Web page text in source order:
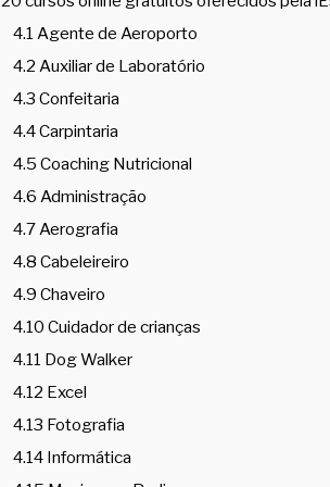
4.1 Agente de Aeroporto
4.2 Auxiliar de Laboratório
4.3 Confeitaria
4.4Carpintaria
4.5 Coaching Nutricional
4.6 Administração
4.7Aerografia
4.8 Cabeleireiro
4.9 Chaveiro
4.10 Cuidador de crianças
4.11 Dog Walker
4.12 Excel
4.13 Fotografia
4.14Informática